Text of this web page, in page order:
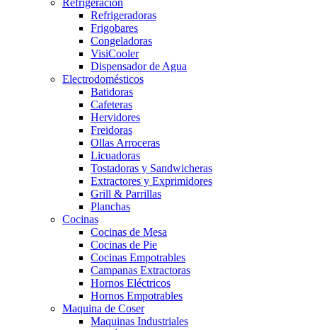
Refrigeración
Refrigeradoras
Frigobares
Congeladoras
VisiCooler
Dispensador de Agua
Electrodomésticos
Batidoras
Cafeteras
Hervidores
Freidoras
Ollas Arroceras
Licuadoras
Tostadoras y Sandwicheras
Extractores y Exprimidores
Grill & Parrillas
Planchas
Cocinas
Cocinas de Mesa
Cocinas de Pie
Cocinas Empotrables
Campanas Extractoras
Hornos Eléctricos
Hornos Empotrables
Maquina de Coser
Maquinas Industriales